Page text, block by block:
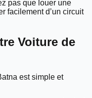
pas que louer une
facilement d’un circuit
Voiture de
est simple et